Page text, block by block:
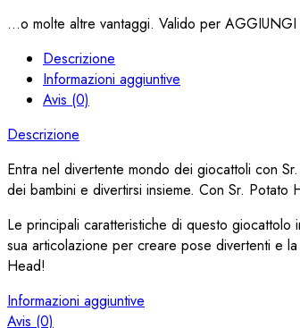
...o molte altre vantaggi. Valido per
Descrizione
Informazioni aggiuntive
Avis (0)
Descrizione
Entra nel divertente mondo dei giocattoli con
dei bambini e divertirsi insieme. Con Sr. Potato
Le principali caratteristiche di questo
sua articolazione per creare pose divertenti e
Head!
Informazioni aggiuntive
Avis (0)